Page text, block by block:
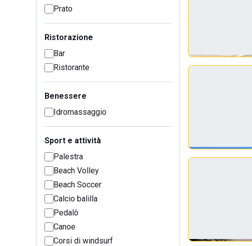
Prato
Ristorazione
Bar
Ristorante
Benessere
Idromassaggio
Sport e attività
Palestra
Beach Volley
Beach Soccer
Calcio balilla
Pedalò
Canoe
Corsi di windsurf